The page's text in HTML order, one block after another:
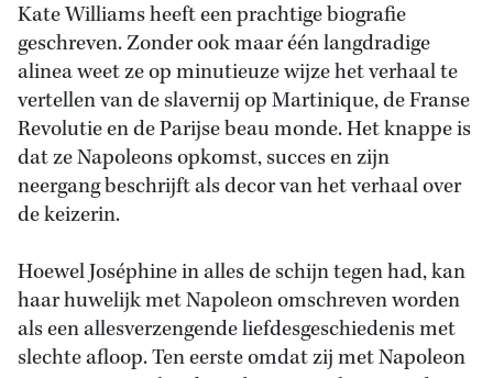
Kate Williams heeft een prachtige biografie
geschreven. Zonder ook maar één langdradige
alinea weet ze op minutieuze wijze het verhaal te
vertellen van de slavernij op Martinique, de Franse
Revolutie en de Parijse beau monde. Het knappe is
dat ze Napoleons opkomst, succes en zijn
neergang beschrijft als decor van het verhaal over
de keizerin.
Hoewel Joséphine in alles de schijn tegen had, kan
haar huwelijk met Napoleon omschreven worden
als een allesverzengende liefdesgeschiedenis met
slechte afloop. Ten eerste omdat zij met Napoleon